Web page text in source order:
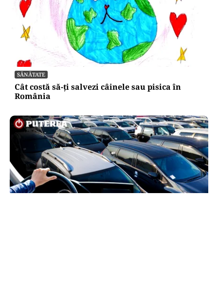
SĂNĂTATE
Cât costă să-ți salvezi câinele sau pisica în
România